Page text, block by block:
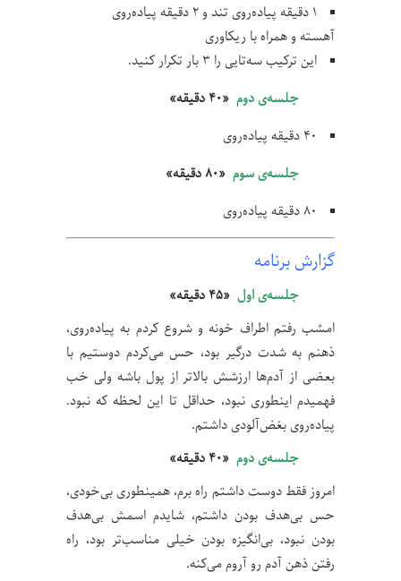
۱ دقیقه پیاده‌روی تند و ۲ دقیقه پیاده‌روی
آهسته و همراه با ریکاوری
این ترکیب سه‌تایی را ۳ بار تکرار کنید.
جلسه‌ی دوم «۴۰ دقیقه»
۴۰ دقیقه پیاده‌روی
جلسه‌ی سوم «۸۰ دقیقه»
۸۰ دقیقه پیاده‌روی
گزارش برنامه
جلسه‌ی اول «۴۵ دقیقه»
امشب رفتم اطراف خونه و شروع کردم به پیاده‌روی،
ذهنم به شدت درگیر بود، حس می‌کردم دوستیم با
بعضی‌ از آدم‌ها ارزشش بالاتر از پول باشه ولی خب
فهمیدم اینطوری نبود، حداقل تا این لحظه که نبود.
پیاده‌روی بغض‌آلودی داشتم.
جلسه‌ی دوم «۴۰ دقیقه»
امروز فقط دوست داشتم راه برم، همینطوری بی‌خودی،
حس بی‌هدف‌ بودن داشتم، شایدم اسمش بی‌هدف
بودن نبود، بی‌انگیزه بودن خیلی مناسب‌تر بود، راه
رفتن ذهن آدم رو آروم می‌کنه.